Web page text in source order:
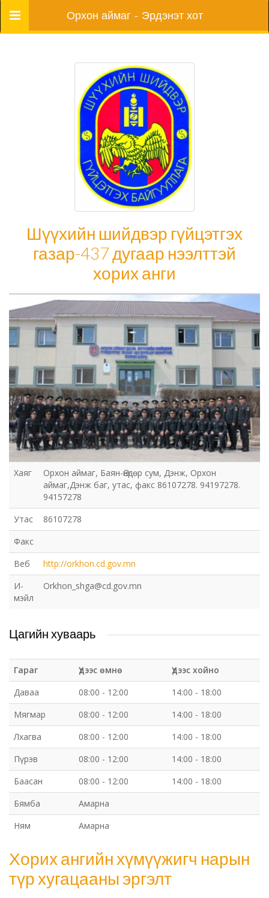
Цэс Орхон аймаг - Эрдэнэт хот
Шүүхийн шийдвэр гүйцэтгэх
газар-437 дугаар нээлттэй
хорих анги
Шүүхийн шийдвэр гүйцэтгэх газар-437
дугаар нээлттэй хорих анги
Хаяг
Орхон аймаг, Баян-Өндөр сум, Дэнж, Орхон
аймаг,Дэнж баг, утас, факс 86107278. 94197278.
94157278
Утас
86107278
Факс
Веб
http://orkhon.cd.gov.mn
И-
мэйл
Orkhon_shga@cd.gov.mn
Цагийн хуваарь
Гараг Үдээс өмнө
Үдээс хойно
Даваа
08:00 - 12:00
14:00 - 18:00
Мягмар
08:00 - 12:00
14:00 - 18:00
Лхагва
08:00 - 12:00
14:00 - 18:00
Пүрэв
08:00 - 12:00
14:00 - 18:00
Баасан
08:00 - 12:00
14:00 - 18:00
Бямба
Амарна
Ням
Амарна
Хорих ангийн хүмүүжигч нарын
түр хугацааны эргэлт